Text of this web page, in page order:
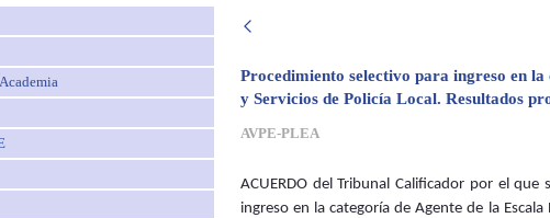
Procedimiento selectivo para ingreso en la
y Servicios de Policía Local. Resultados
AVPE-PLEA
ACUERDO del Tribunal Calificador por el
ingreso en la categoría de Agente de la